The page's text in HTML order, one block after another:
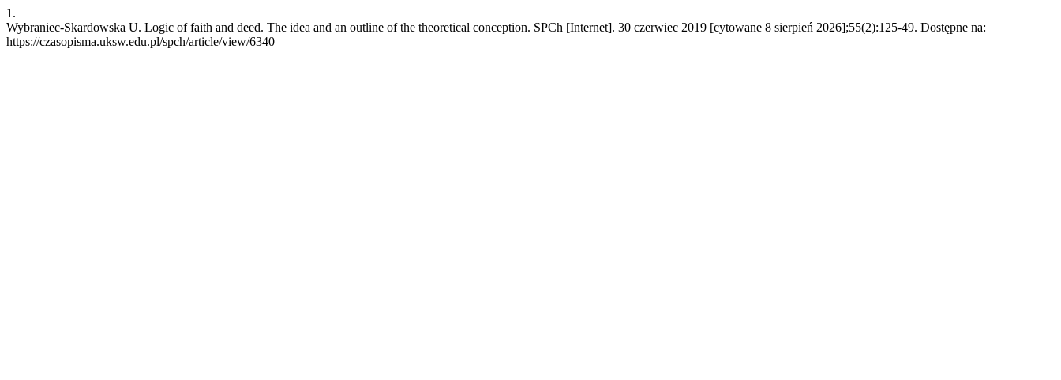
1.
Wybraniec-Skardowska U. Logic of faith and deed. The idea and an outline of the theoretical conception. SPCh [Internet]. 30 czerwiec 2019 [cytowane 8 sierpień 2026];55(2):125-49. Dostępne na:
https://czasopisma.uksw.edu.pl/spch/article/view/6340